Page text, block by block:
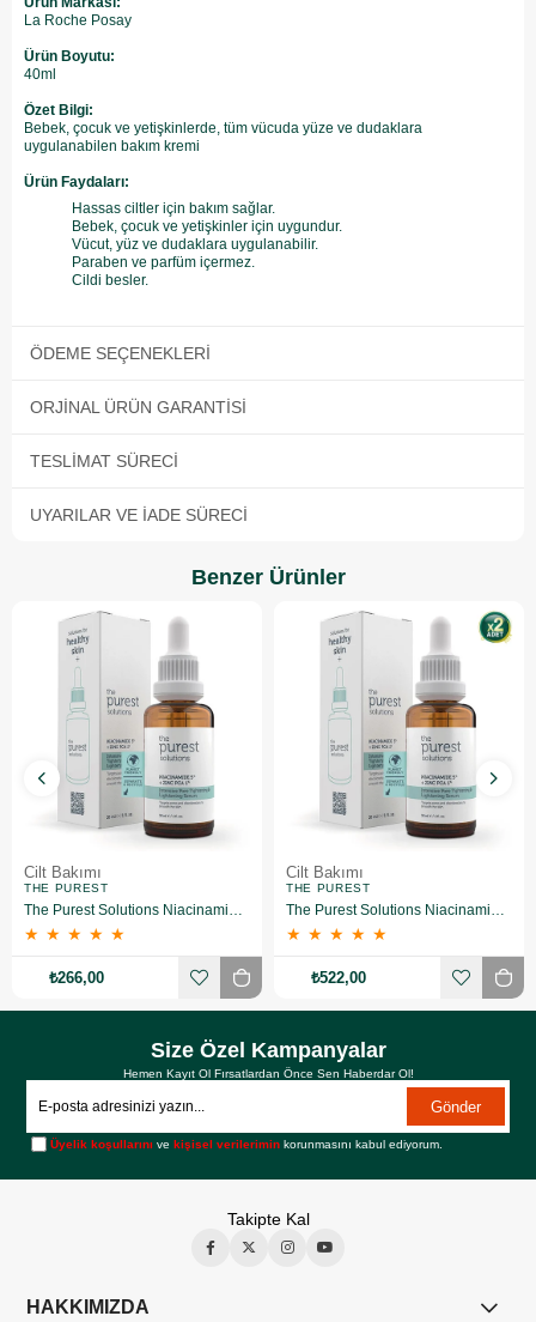
La Roche Posay
Ürün Boyutu:
40ml
Özet Bilgi:
Bebek, çocuk ve yetişkinlerde, tüm vücuda yüze ve dudaklara
uygulanabilen bakım kremi
Ürün Faydaları:
Hassas ciltler için bakım sağlar.
Bebek, çocuk ve yetişkinler için uygundur.
Vücut, yüz ve dudaklara uygulanabilir.
Paraben ve parfüm içermez.
Cildi besler.
ÖDEME SEÇENEKLERI
ORJINAL ÜRÜN GARANTISI
TESLIMAT SÜRECI
UYARILAR VE İADE SÜRECI
Benzer Ürünler
Cilt Bakımı
THE PUREST
The Purest Solutions Niacinamide 5% + Zinc Pca 1% Gözenek Sıkılaştırıcı Yüz Serumu 30 ml
★ ★ ★ ★ ★
₺266,00
Cilt Bakımı
THE PUREST
The Purest Solutions Niacinamide 5% + Zinc Pca 1% Gözenek Sıkılaştırıcı Yüz Serumu 30 ml 2 Adet
★ ★ ★ ★ ★
₺522,00
Size Özel Kampanyalar
Hemen Kayıt Ol Fırsatlardan Önce Sen Haberdar Ol!
Gönder
Üyelik koşullarını vekişisel verilerimin korunmasını kabul ediyorum.
Takipte Kal
HAKKIMIZDA